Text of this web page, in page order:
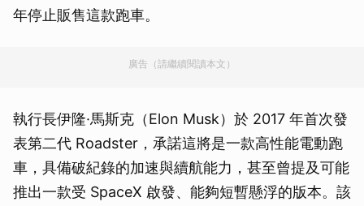
年停止販售這款跑車。
廣告（請繼續閱讀本文）
執行長伊隆·馬斯克（Elon Musk）於 2017 年首次發
表第二代 Roadster，承諾這將是一款高性能電動跑
車，具備破紀錄的加速與續航能力，甚至曾提及可能
推出一款受 SpaceX 啟發、能夠短暫懸浮的版本。該